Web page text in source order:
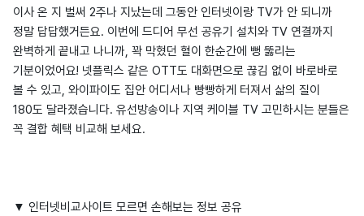
이사 온 지 벌써 2주나 지났는데 그동안 인터넷이랑 TV가 안 되니까
정말 답답했거든요. 이번에 드디어 무선 공유기 설치와 TV 연결까지
완벽하게 끝내고 나니까, 꽉 막혔던 혈이 한순간에 뻥 뚫리는
기분이었어요! 넷플릭스 같은 OTT도 대화면으로 끊김 없이 바로바로
볼 수 있고, 와이파이도 집안 어디서나 빵빵하게 터져서 삶의 질이
180도 달라졌습니다. 유선방송이나 지역 케이블 TV 고민하시는 분들은
꼭 결합 혜택 비교해 보세요.
▼ 인터넷비교사이트 모르면 손해보는 정보 공유